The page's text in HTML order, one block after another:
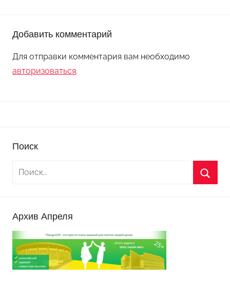
Добавить комментарий
Для отправки комментария вам необходимо
авторизоваться.
Поиск
Архив Апреля